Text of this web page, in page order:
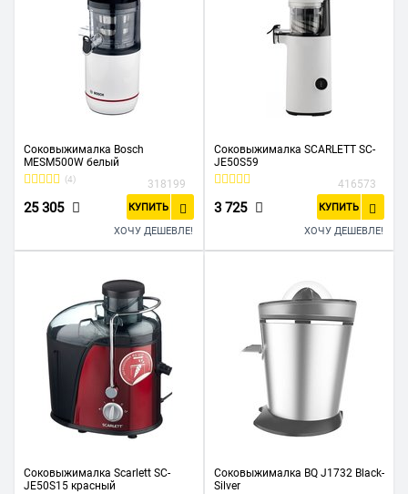
Соковыжималка Bosch
MESM500W белый
(4) 318199
25 305 КУПИТЬ
ХОЧУ ДЕШЕВЛЕ!
Соковыжималка SCARLETT SC-
JE50S59
416573
3 725 КУПИТЬ
ХОЧУ ДЕШЕВЛЕ!
Соковыжималка Scarlett SC-
JE50S15 красный
Соковыжималка BQ J1732 Black-
Silver